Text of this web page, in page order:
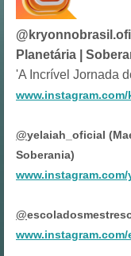
Planetária |
'A Incrível Jornada
@yelaiah_oficial
Soberania)
@